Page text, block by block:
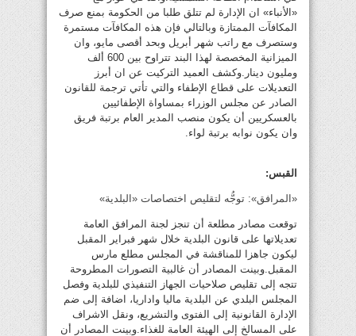
«الأنباء» ان الإدارة لم تتلق طلبا من الحكومة بمنع صرف
المكافآت الممتازة وبالتالي فإن هذه المكافآت مستمرة
وستصرف مع راتب شهر أبريل وبحد أقصى مايو، وان
الميزانية المخصصة لهذا البند تتراوح بين 600 ألف
ومليون دينار.وكشف العميد التركيت عن ان أبرز
التعديلات على قطاع الإطفاء والتي تأتي ترجمة للقانون
الصادر عن مجلس الوزراء بمساواة الإطفائيين
بالعسكريين أن يكون منصب المدير العام برتبة فريق
وان يكون نوابه برتبة لواء.
القبس:
«المرافق»: توجُّه لتقليص اختصاصات «البلدية»
توقعت مصادر مطلعة أن تنجز لجنة المرافق العامة
تعديلاتها على قانون البلدية خلال شهر فبراير المقبل
ليكون جاهزا للمناقشة في المجلس مطلع مارس
المقبل.وبينت المصادر أن غالبية التصورات المطروحة
تتجه إلى تقليص صلاحيات الجهاز التنفيذي للبلدية وفصل
المجلس البلدي عن البلدية ماليا واداريا، اضافة إلى ضم
الإدارة القانونية إلى الفتوى والتشريع، ونقل الاشراف
على المسالخ إلى الهيئة العامة للغذاء.وبينت المصادر أن